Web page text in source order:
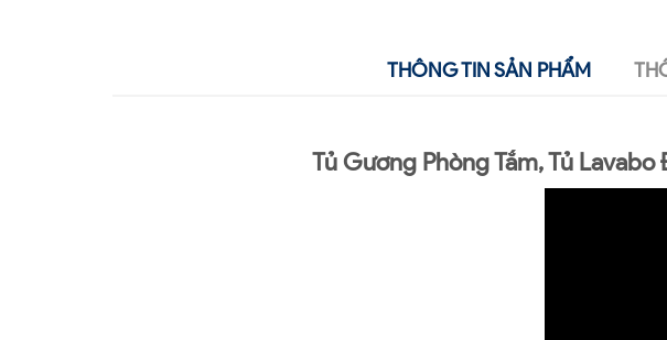
THÔNG TIN SẢN PHẨM
Tủ Gương Phòng Tắm, Tủ